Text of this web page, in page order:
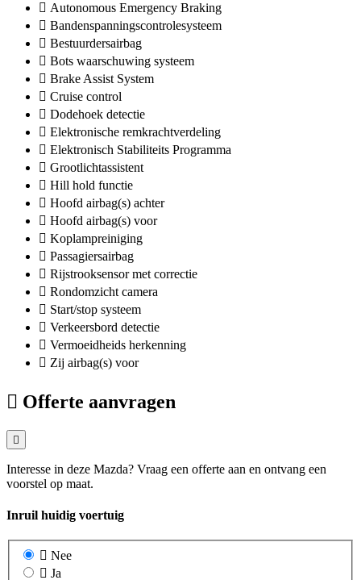
Autonomous Emergency Braking
Bandenspanningscontrolesysteem
Bestuurdersairbag
Bots waarschuwing systeem
Brake Assist System
Cruise control
Dodehoek detectie
Elektronische remkrachtverdeling
Elektronisch Stabiliteits Programma
Grootlichtassistent
Hill hold functie
Hoofd airbag(s) achter
Hoofd airbag(s) voor
Koplampreiniging
Passagiersairbag
Rijstrooksensor met correctie
Rondomzicht camera
Start/stop systeem
Verkeersbord detectie
Vermoeidheids herkenning
Zij airbag(s) voor
Offerte aanvragen
Interesse in deze Mazda? Vraag een offerte aan en ontvang een
voorstel op maat.
Inruil huidig voertuig
Nee
Ja